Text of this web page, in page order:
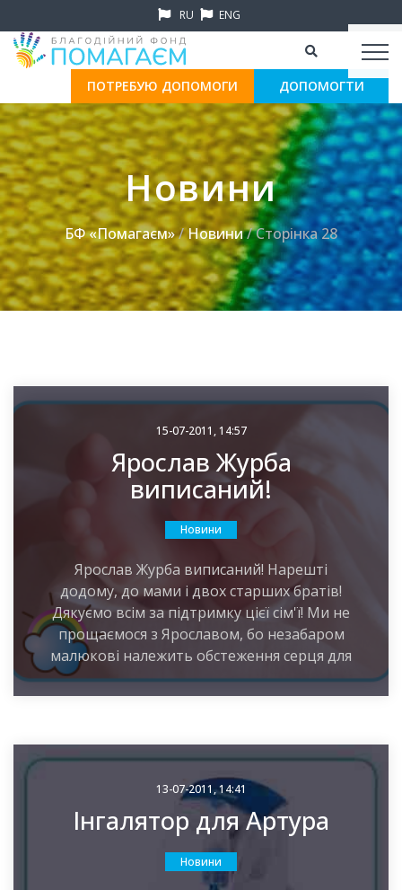
RU ENG
ПОТРЕБУЮ ДОПОМОГИ ДОПОМОГТИ
Новини
БФ «Помагаєм»/Новини/ Сторінка 28
15-07-2011, 14:57
Ярослав Журба
виписаний!
Новини
Ярослав Журба виписаний! Нарешті
додому, до мами і двох старших братів!
Дякуємо всім за підтримку цієї сім'ї! Ми не
прощаємося з Ярославом, бо незабаром
малюкові належить обстеження серця для
13-07-2011, 14:41
Інгалятор для Артура
Новини